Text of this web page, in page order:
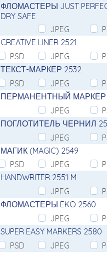
ФЛОМАСТЕРЫ JUST
DRY SAFE
JPEG
CREATIVE LINER 2521
PSD
JPEG
ТЕКСТ-МАРКЕР 2532
PSD
JPEG
ПЕРМАНЕНТНЫЙ МАРКЕР
JPEG
ПОГЛОТИТЕЛЬ ЧЕРНИЛ
JPEG
МАГИК (MAGIC) 2549
PSD
JPEG
HANDWRITER 2551 M
JPEG
ФЛОМАСТЕРЫ EKO 2560
JPEG
SUPER EASY MARKERS 2580
PSD
JPEG